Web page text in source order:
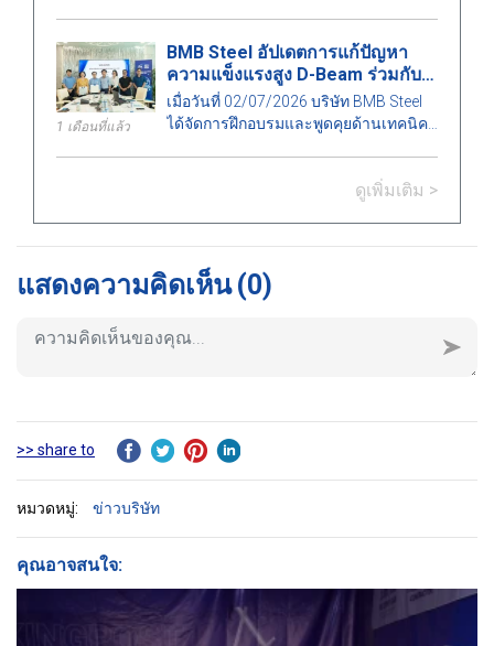
Construction Technologies for
Sustainable Development 2026 (CTSD
2026)" ซึ่งจัดโดยภาควิชาวิศวกรรม
โยธา มหาวิทยาลัยสถาปัตยกรรมเมืองโฮ
1 เดือนที่แล้ว
BMB Steel อัปเดตการแก้ปัญหา
ความแข็งแรงสูง D-Beam ร่วมกับ
กลุ่มบริษัท Okaya
เมื่อวันที่ 02/07/2026 บริษัท BMB Steel
ได้จัดการฝึกอบรมและพูดคุยด้านเทคนิค
เหล็กที่รวมกับพื้นคอนกรีตอัดแรงดูเพิ่มเติม >
แสดงความคิดเห็น (0)
>> share to
หมวดหมู่: ข่าวบริษัท
คุณอาจสนใจ: